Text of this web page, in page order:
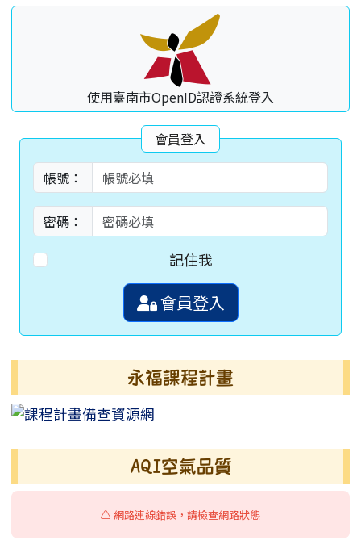
使用臺南市OpenID認證系統登入
會員登入
帳號：
密碼：
記住我
會員登入
永福課程計畫
AQI空氣品質
⚠️ 網路連線錯誤，請檢查網路狀態